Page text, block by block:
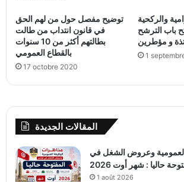
توضيح مفصل حول من لهم الحق
في قانون انتداب من طالت
بطالتهم أكثر من 10 سنوات
بالقطاع العمومي
17 octobre 2020
والركحية
باب الترشح
و مؤطرين
1
المقالات الجديدة
وعروض الشغل في
حاليا : شهر أوت 2026
1 août 2026